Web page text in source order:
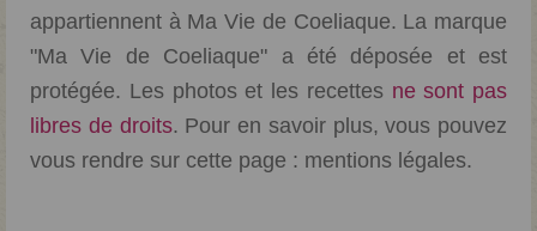
appartiennent à Ma Vie de Coeliaque. La marque
"Ma Vie de Coeliaque" a été déposée et est
protégée. Les photos et les recettes ne sont pas
libres de droits. Pour en savoir plus, vous pouvez
vous rendre sur cette page : mentions légales.